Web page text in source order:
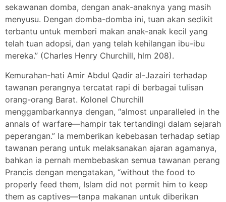
sekawanan domba, dengan anak-anaknya yang masih
menyusu. Dengan domba-domba ini, tuan akan sedikit
terbantu untuk memberi makan anak-anak kecil yang
telah tuan adopsi, dan yang telah kehilangan ibu-ibu
mereka.” (Charles Henry Churchill, hlm 208).
Kemurahan-hati Amir Abdul Qadir al-Jazairi terhadap
tawanan perangnya tercatat rapi di berbagai tulisan
orang-orang Barat. Kolonel Churchill
menggambarkannya dengan, “almost unparalleled in the
annals of warfare—hampir tak tertandingi dalam sejarah
peperangan.” Ia memberikan kebebasan terhadap setiap
tawanan perang untuk melaksanakan ajaran agamanya,
bahkan ia pernah membebaskan semua tawanan perang
Prancis dengan mengatakan, “without the food to
properly feed them, Islam did not permit him to keep
them as captives—tanpa makanan untuk diberikan